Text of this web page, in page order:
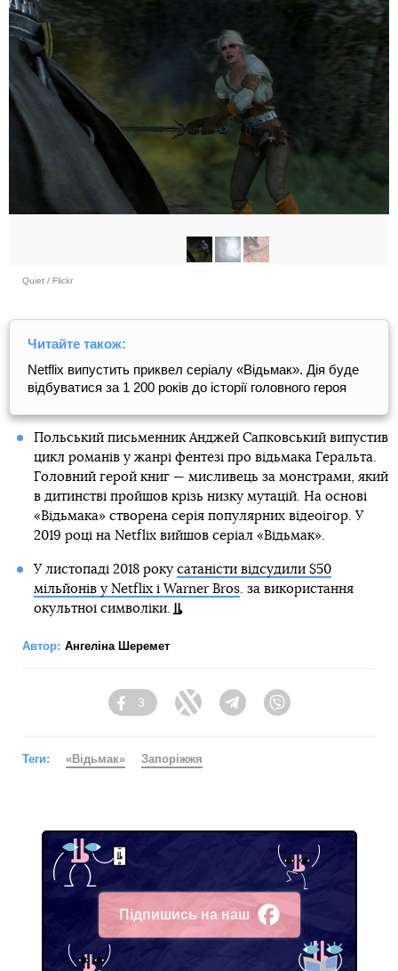
Quiet / Flickr
Читайте також:
Netflix випустить приквел серіалу «Відьмак». Дія буде
відбуватися за 1 200 років до історії головного героя
Польський письменник Анджей Сапковський випустив
цикл романів у жанрі фентезі про відьмака Геральта.
Головний герой книг — мисливець за монстрами, який
в дитинстві пройшов крізь низку мутацій. На основі
«Відьмака» створена серія популярних відеоігор. У
2019 році на Netflix вийшов серіал «Відьмак».
У листопаді 2018 року сатаністи відсудили $50
мільйонів у Netflix і Warner Bros. за використання
окультної символіки.
Автор: Ангеліна Шеремет
Facebook
3
Twitter Telegram
Теги: «Відьмак» Запоріжжя
Підпишись на наш
Facebook